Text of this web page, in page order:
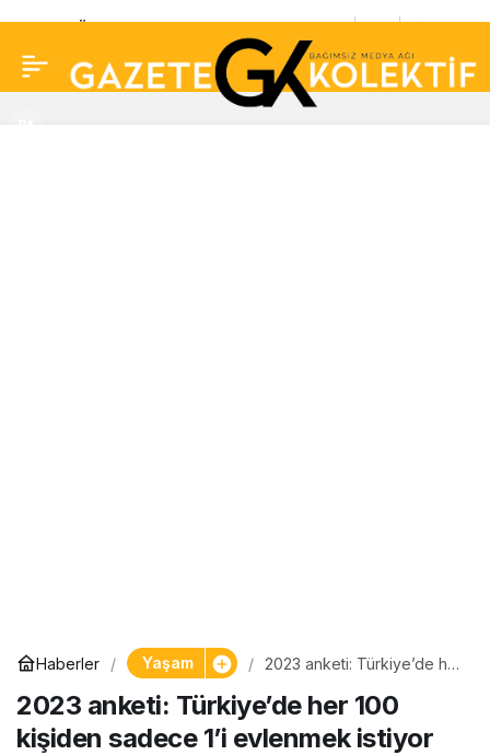
Haberler Yaşam
2023 anketi: Türkiye’de her
evlenmek istiyor
2023 anketi: Türkiye’de her 100
kişiden sadece 1’i evlenmek istiyor
bakımdaki babası için